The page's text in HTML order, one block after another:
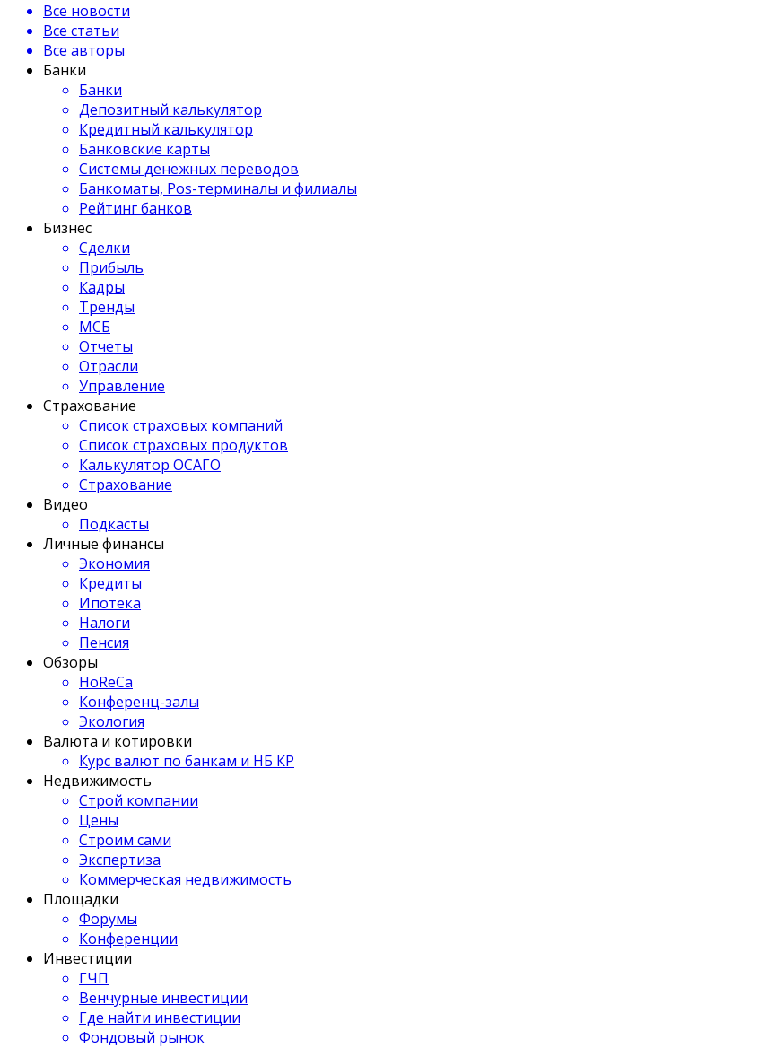
Все новости
Все статьи
Все авторы
Банки
Банки
Депозитный калькулятор
Кредитный калькулятор
Банковские карты
Системы денежных переводов
Банкоматы, Pos-терминалы и филиалы
Рейтинг банков
Бизнес
Сделки
Прибыль
Кадры
Тренды
МСБ
Отчеты
Отрасли
Управление
Страхование
Список страховых компаний
Список страховых продуктов
Калькулятор ОСАГО
Страхование
Видео
Подкасты
Личные финансы
Экономия
Кредиты
Ипотека
Налоги
Пенсия
Обзоры
HoReCa
Конференц-залы
Экология
Валюта и котировки
Курс валют по банкам и НБ КР
Недвижимость
Строй компании
Цены
Строим сами
Экспертиза
Коммерческая недвижимость
Площадки
Форумы
Конференции
Инвестиции
ГЧП
Венчурные инвестиции
Где найти инвестиции
Фондовый рынок